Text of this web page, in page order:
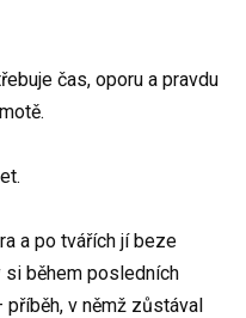
čas, oporu a pravdu
a po tvářích jí beze
si během posledních
v němž zůstával